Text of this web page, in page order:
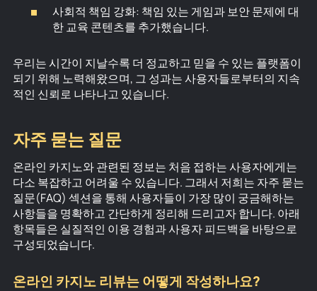
사회적 책임 강화: 책임 있는 게임과 보안 문제에 대
한 교육 콘텐츠를 추가했습니다.
우리는 시간이 지날수록 더 정교하고 믿을 수 있는 플랫폼이
되기 위해 노력해왔으며, 그 성과는 사용자들로부터의 지속
적인 신뢰로 나타나고 있습니다.
자주 묻는 질문
온라인 카지노와 관련된 정보는 처음 접하는 사용자에게는
다소 복잡하고 어려울 수 있습니다. 그래서 저희는 자주 묻는
질문(FAQ) 섹션을 통해 사용자들이 가장 많이 궁금해하는
사항들을 명확하고 간단하게 정리해 드리고자 합니다. 아래
항목들은 실질적인 이용 경험과 사용자 피드백을 바탕으로
구성되었습니다.
온라인 카지노 리뷰는 어떻게 작성하나요?